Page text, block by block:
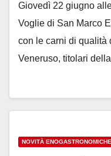
Giovedì 22 giugno
Voglie di San Marco
con le carni di qualità
Veneruso, titolari
NOVITÀ ENOGASTRONOMICHE